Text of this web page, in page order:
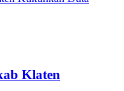
Klaten